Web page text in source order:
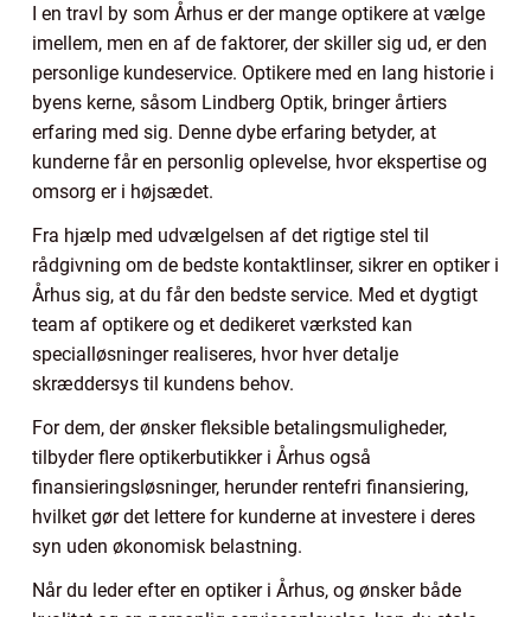
I en travl by som Århus er der mange optikere at vælge
imellem, men en af de faktorer, der skiller sig ud, er den
personlige kundeservice. Optikere med en lang historie i
byens kerne, såsom Lindberg Optik, bringer årtiers
erfaring med sig. Denne dybe erfaring betyder, at
kunderne får en personlig oplevelse, hvor ekspertise og
omsorg er i højsædet.
Fra hjælp med udvælgelsen af det rigtige stel til
rådgivning om de bedste kontaktlinser, sikrer en optiker i
Århus sig, at du får den bedste service. Med et dygtigt
team af optikere og et dedikeret værksted kan
specialløsninger realiseres, hvor hver detalje
skræddersys til kundens behov.
For dem, der ønsker fleksible betalingsmuligheder,
tilbyder flere optikerbutikker i Århus også
finansieringsløsninger, herunder rentefri finansiering,
hvilket gør det lettere for kunderne at investere i deres
syn uden økonomisk belastning.
Når du leder efter en optiker i Århus, og ønsker både